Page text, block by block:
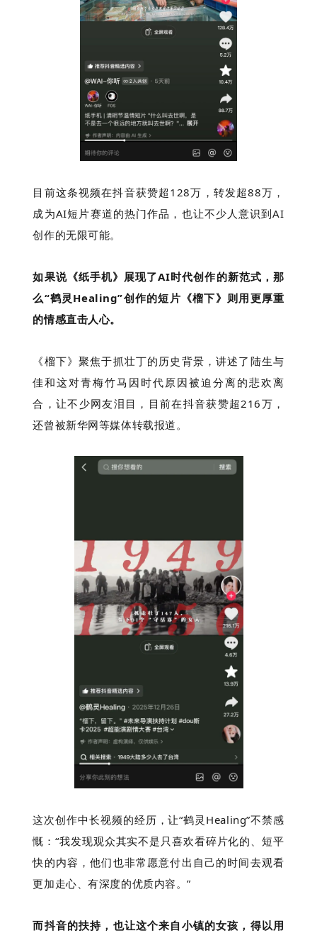
目前这条视频在抖音获赞超128万，转发超88万，
成为AI短片赛道的热门作品，也让不少人意识到AI
创作的无限可能。
如果说《纸手机》展现了AI时代创作的新范式，那
么“鹤灵Healing”创作的短片《榴下》则用更厚重
的情感直击人心。
《榴下》聚焦于抓壮丁的历史背景，讲述了陆生与
佳和这对青梅竹马因时代原因被迫分离的悲欢离
合，让不少网友泪目，目前在抖音获赞超216万，
还曾被新华网等媒体转载报道。
这次创作中长视频的经历，让“鹤灵Healing”不禁感
慨：“我发现观众其实不是只喜欢看碎片化的、短平
快的内容，他们也非常愿意付出自己的时间去观看
更加走心、有深度的优质内容。”
而抖音的扶持，也让这个来自小镇的女孩，得以用